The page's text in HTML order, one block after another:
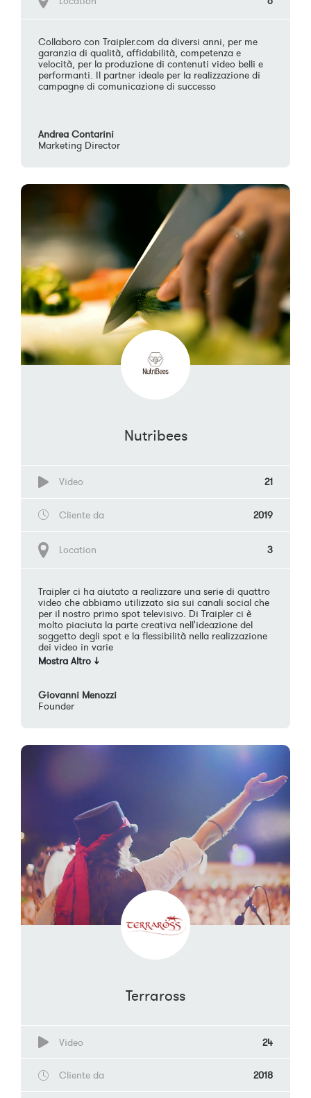
Collaboro con Traipler.com da diversi anni, per me
garanzia di qualità, affidabilità, competenza e
velocità, per la produzione di contenuti video belli e
performanti. Il partner ideale per la realizzazione di
campagne di comunicazione di successo
Andrea Contarini
Marketing Director
Nutribees
Video 21
Cliente da 2019
Location 3
Traipler ci ha aiutato a realizzare una serie di quattro
video che abbiamo utilizzato sia sui canali social che
per il nostro primo spot televisivo. Di Traipler ci è
molto piaciuta la parte creativa nell'ideazione del
soggetto degli spot e la flessibilità nella realizzazione
dei video in varie
Giovanni Menozzi
Founder
Terraross
Video 24
Cliente da 2018